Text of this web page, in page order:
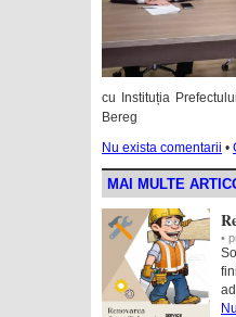
cu Instituția
Bereg
Nu exista comentarii •
MAI MULTE
•